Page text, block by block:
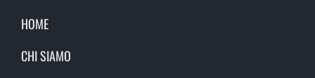
HOME
CHI SIAMO